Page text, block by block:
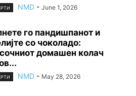
NMD - June 1, 2026
го пандишпанот и
со чоколадо:
домашен колач
NMD - May 28, 2026